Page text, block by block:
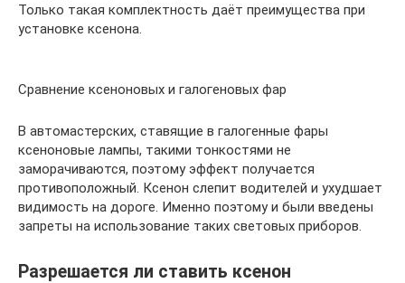
Только такая комплектность даёт преимущества при
установке ксенона.
Сравнение ксеноновых и галогеновых фар
В автомастерских, ставящие в галогенные фары
ксеноновые лампы, такими тонкостями не
заморачиваются, поэтому эффект получается
противоположный. Ксенон слепит водителей и ухудшает
видимость на дороге. Именно поэтому и были введены
запреты на использование таких световых приборов.
Разрешается ли ставить ксенон